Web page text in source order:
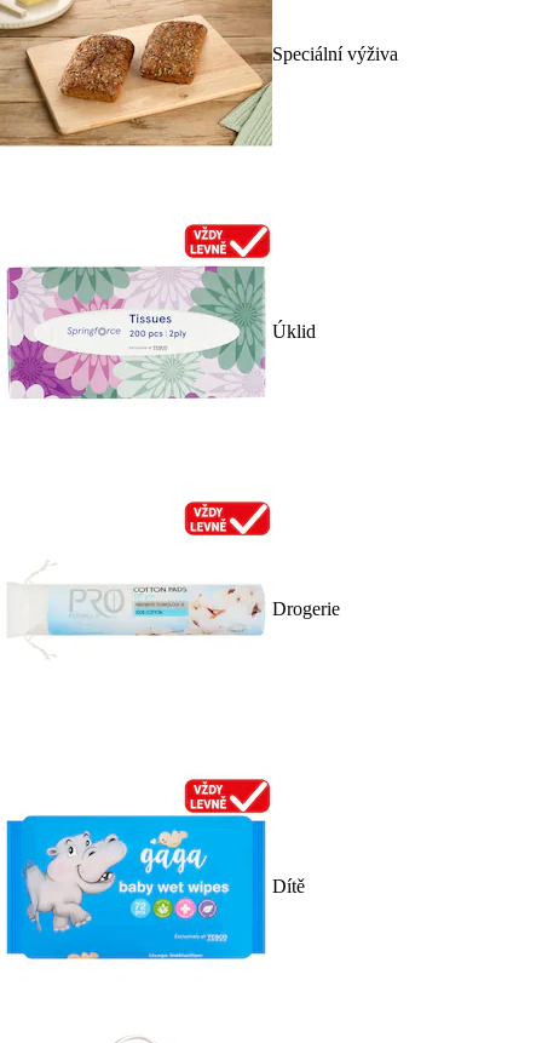
Speciální výživa
Úklid
Drogerie
Dítě